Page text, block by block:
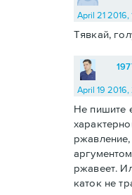
April 21 2016,
Тявкай,
April 19
Не пишите
ржавление,
ржавеет.
каток не